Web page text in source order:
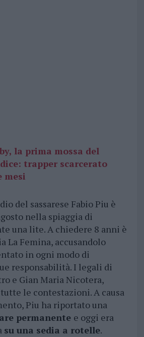
la prima mossa del
trapper scarcerato
mesi
del sassarese Fabio Piu è
nella spiaggia di
una lite. A chiedere 8 anni è
La Femina, accusandolo
in ogni modo di
responsabilità. I legali di
e Gian Maria Nicotera,
le contestazioni. A causa
Piu ha riportato una
permanente e oggi era
su una sedia a rotelle.